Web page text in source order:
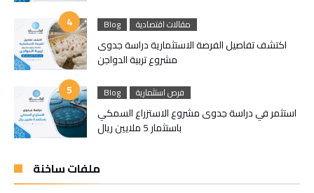
Blog مقالات اقتصادية
اكتشف تفاصيل الفرصة الاستثمارية دراسة جدوى
مشروع تربية الدواجن
Blog فرص استثمارية
استثمر في دراسة جدوى مشروع الاستزراع السمكي
باستثمار 5 ملايين ريال
ملفات ساخنة